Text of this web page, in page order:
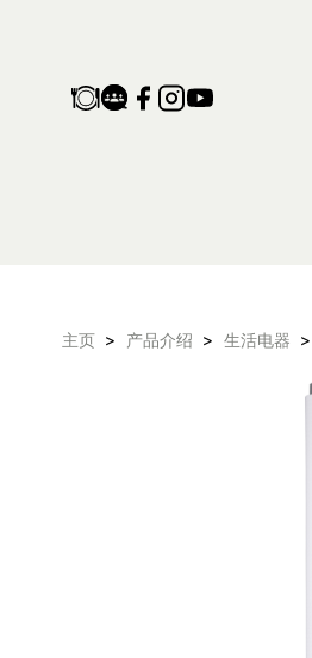
空气净化设
电子及体脂
旅行及露营
产品保修登
主页 > 产品介绍 > 生活电器 >